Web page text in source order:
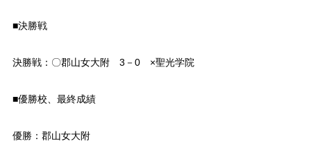
■決勝戦
決勝戦：〇郡山女大附 3－0 ×聖光学院
■優勝校、最終成績
優勝：郡山女大附